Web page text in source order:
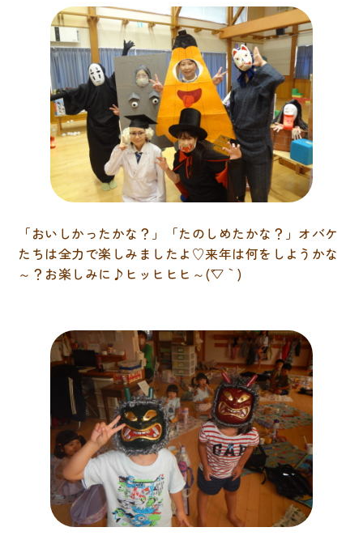
「おいしかったかな？」「たのしめたかな？」オバケ
たちは全力で楽しみましたよ♡来年は何をしようかな
～？お楽しみに♪ヒッヒヒヒ～(´▽｀)